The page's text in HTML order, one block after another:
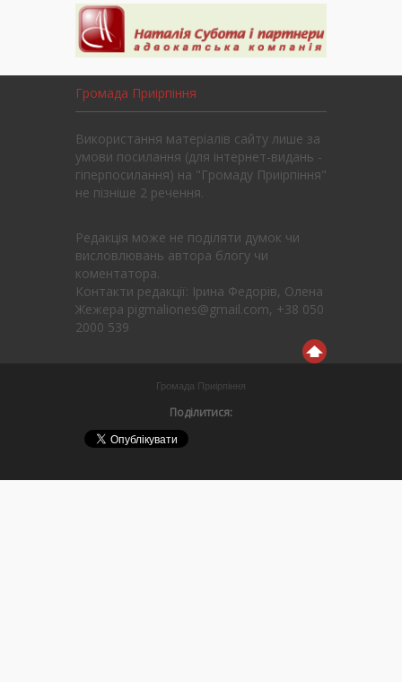
Громада Приірпіння
Використання матеріалів сайту лише за
умови посилання (для інтернет-видань -
гіперпосилання) на "Громаду Приірпіння"
не пізніше 2 речення.
Редакція може не поділяти думок чи
висловлювань автора блогу чи
коментатора.
Контакти редакції: Ірина Федорів, Олена
Жежера pigmaliones@gmail.com, +38 050
2000 539
Громада Приірпіння
Поділитися: